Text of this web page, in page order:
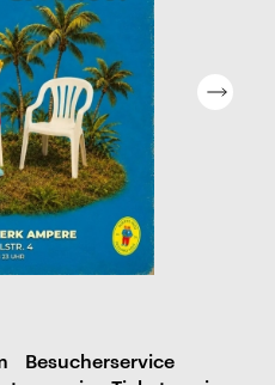
Besucherservice